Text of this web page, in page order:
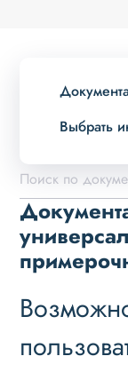
Выбрать
Описание
Обзор
Установка